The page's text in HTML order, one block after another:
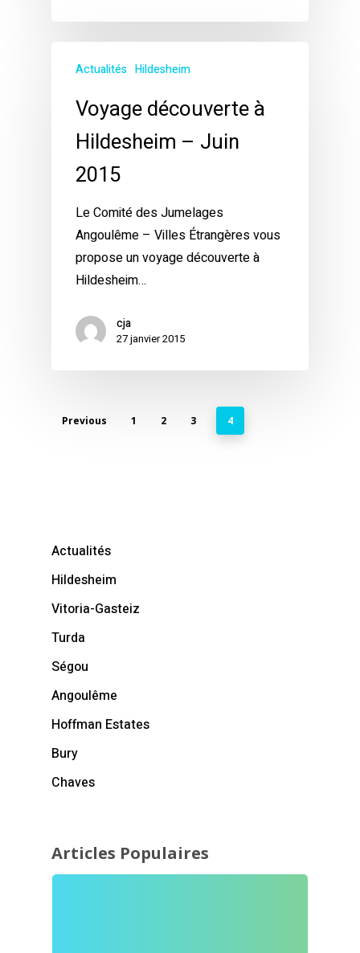
Actualités Hildesheim
Voyage découverte à
Hildesheim – Juin
2015
Le Comité des Jumelages
Angoulême – Villes Étrangères vous
propose un voyage découverte à
Hildesheim…
cja
27 janvier 2015
Previous 1 2 3 4
Actualités
Hildesheim
Vitoria-Gasteiz
Turda
Ségou
Angoulême
Hoffman Estates
Bury
Chaves
Articles Populaires